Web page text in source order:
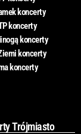
koncerty
koncerty
koncerty
koncerty
koncerty
Trójmiasto